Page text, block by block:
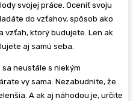
svojej práce. Oceniť svoju
do vzťahov, spôsob ako
vzťah, ktorý budujete. Len ak
aj samú seba.
sa neustále s niekým
vy sama. Nezabudnite, že
A ak aj náhodou je, určite